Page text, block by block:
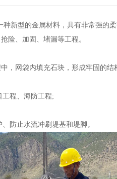
新型的金属材料，具有非常强的
险、加固、堵漏等工程。
网袋内填充石块，形成牢固的结
程、海防工程;
防止水流冲刷堤基和堤脚。